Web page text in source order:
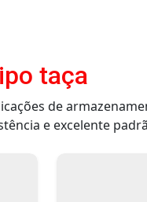
taça
de
e excelente